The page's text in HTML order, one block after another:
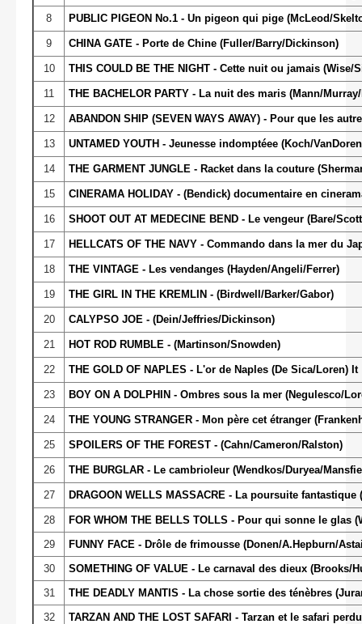
8 PUBLIC PIGEON No.1 - Un pigeon qui pige (McLeod/
9 CHINA GATE - Porte de Chine (Fuller/Barry/Dickinson)
10 THIS COULD BE THE NIGHT - Cette nuit ou jamais (Wise/
11 THE BACHELOR PARTY - La nuit des maris (Mann/
12 ABANDON SHIP (SEVEN WAYS AWAY) - Pour que les
13 UNTAMED YOUTH - Jeunesse indomptéee (Koch/
14 THE GARMENT JUNGLE - Racket dans la couture
15 CINERAMA HOLIDAY - (Bendick) documentaire en
16 SHOOT OUT AT MEDECINE BEND - Le vengeur (Bare/
17 HELLCATS OF THE NAVY - Commando dans la mer du
18 THE VINTAGE - Les vendanges (Hayden/Angeli/Ferrer)
19 THE GIRL IN THE KREMLIN - (Birdwell/Barker/Gabor)
20 CALYPSO JOE - (Dein/Jeffries/Dickinson)
21 HOT ROD RUMBLE - (Martinson/Snowden)
22 THE GOLD OF NAPLES - L'or de Naples (De Sica/Loren) It
23 BOY ON A DOLPHIN - Ombres sous la mer (Negulesco/
24 THE YOUNG STRANGER - Mon père cet étranger
25 SPOILERS OF THE FOREST - (Cahn/Cameron/Ralston)
26 THE BURGLAR - Le cambrioleur (Wendkos/Duryea/
27 DRAGOON WELLS MASSACRE - La poursuite
28
FOR WHOM THE BELLS TOLLS - Pour qui sonne le glas
29
FUNNY FACE - Drôle de frimousse (Donen/A.Hepburn/
30
SOMETHING OF VALUE - Le carnaval des dieux (Brooks/
31
THE DEADLY MANTIS - La chose sortie des ténèbres
32
TARZAN AND THE LOST SAFARI - Tarzan et le safari